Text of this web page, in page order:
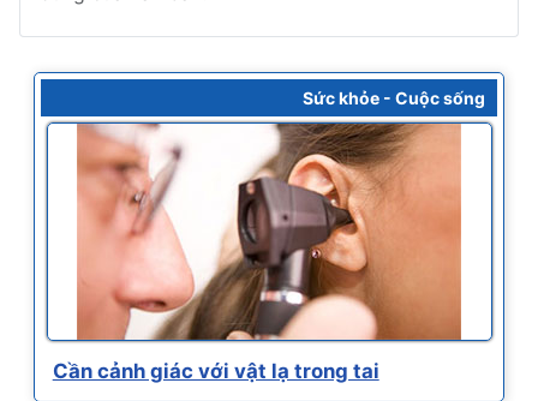
Sức khỏe - Cuộc sống
Cần cảnh giác với vật lạ trong tai